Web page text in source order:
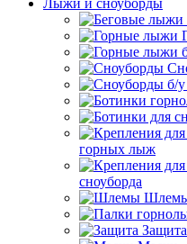
Лыжи и сноуборды
горных лыж
сноуборда
Защита